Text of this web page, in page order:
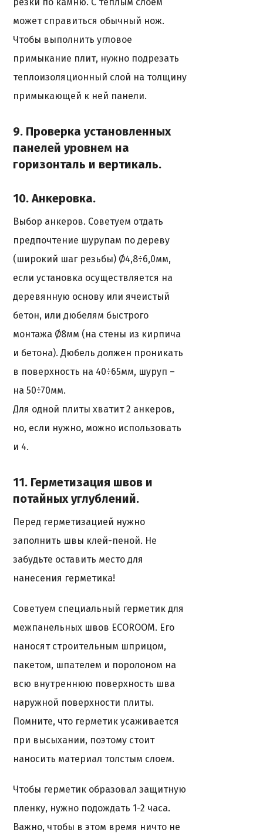
может справиться обычный нож.
Чтобы выполнить угловое
примыкание плит, нужно подрезать
теплоизоляционный слой на толщину
примыкающей к ней панели.
9. Проверка установленных
панелей уровнем на
горизонталь и вертикаль.
10. Анкеровка.
Выбор анкеров. Советуем отдать
предпочтение шурупам по дереву
(широкий шаг резьбы) Ø4,8÷6,0мм,
если установка осуществляется на
деревянную основу или ячеистый
бетон, или дюбелям быстрого
монтажа Ø8мм (на стены из кирпича
и бетона). Дюбель должен проникать
в поверхность на 40÷65мм, шуруп –
на 50÷70мм.
Для одной плиты хватит 2 анкеров,
но, если нужно, можно использовать
и 4.
11. Герметизация швов и
потайных углублений.
Перед герметизацией нужно
заполнить швы клей-пеной. Не
забудьте оставить место для
нанесения герметика!
Советуем специальный герметик для
межпанельных швов ECOROOM. Его
наносят строительным шприцом,
пакетом, шпателем и поролоном на
всю внутреннюю поверхность шва
наружной поверхности плиты.
Помните, что герметик усаживается
при высыхании, поэтому стоит
наносить материал толстым слоем.
Чтобы герметик образовал защитную
пленку, нужно подождать 1-2 часа.
Важно, чтобы в этом время ничто не